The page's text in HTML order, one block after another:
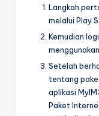
Langkah
melalui Play
Kemudian
Setelah
tentang
aplikasi
Paket